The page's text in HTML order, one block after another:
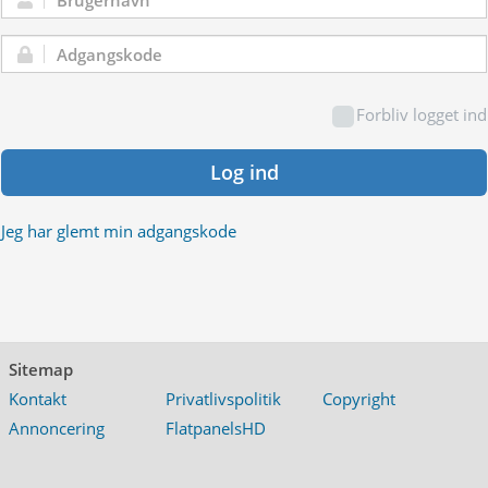
Brugernavn:
Adgangskode:
Forbliv logget ind
Log ind
Jeg har glemt min adgangskode
Sitemap
Kontakt
Privatlivspolitik
Copyright
Annoncering
FlatpanelsHD